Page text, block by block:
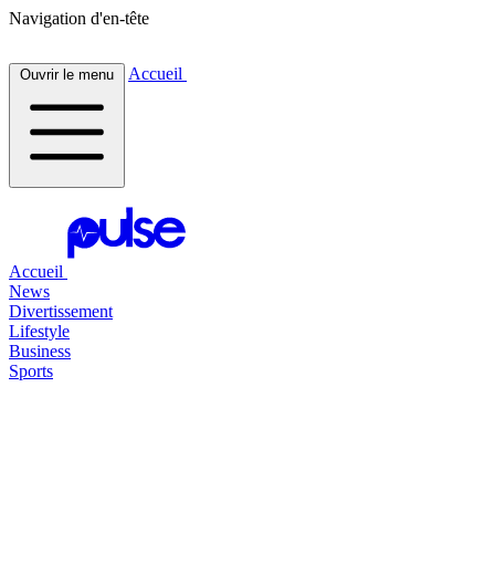
Navigation d'en-tête
Ouvrir le menu Accueil
Accueil
News
Divertissement
Lifestyle
Business
Sports